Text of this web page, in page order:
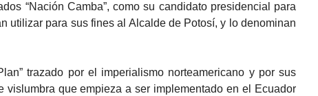
“Nación Camba”, como su candidato presidencial para
utilizar para sus fines al Alcalde de Potosí, y lo denominan
trazado por el imperialismo norteamericano y por sus
vislumbra que empieza a ser implementado en el Ecuador